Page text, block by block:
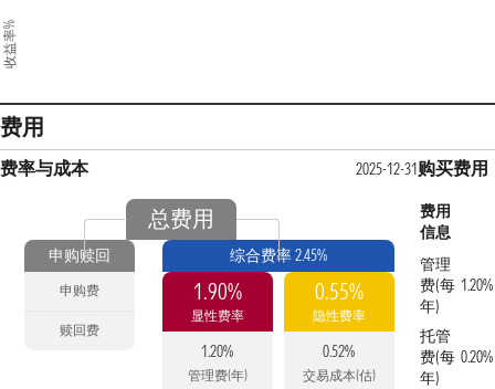
收益率%
费用
费率与成本 2025-12-31
总费用
申购赎回
申购费
赎回费
综合费率 2.45%
1.90%
显性费率
1.20%
管理费(年)
0.55%
隐性费率
0.52%
交易成本(估)
购买费用
费用
信息
管理
费(每
年)
1.20%
托管
费(每
年)
0.20%